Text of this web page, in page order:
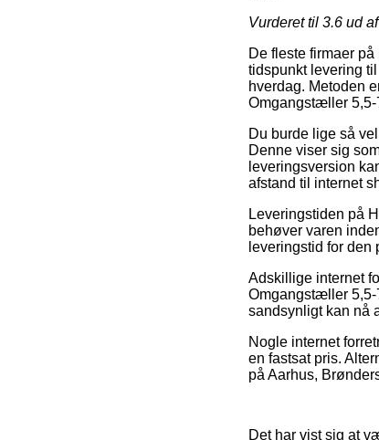
Vurderet til 3.6 ud
De fleste firmaer
tidspunkt levering
hverdag. Metoden
Omgangstæller 5,5-
Du burde lige så
Denne viser sig
leveringsversion
afstand til internet
Leveringstiden på
behøver varen
leveringstid for
Adskillige internet
Omgangstæller 5,5-
sandsynligt kan nå
Nogle internet
en fastsat pris.
på Aarhus,
Det har vist sig at